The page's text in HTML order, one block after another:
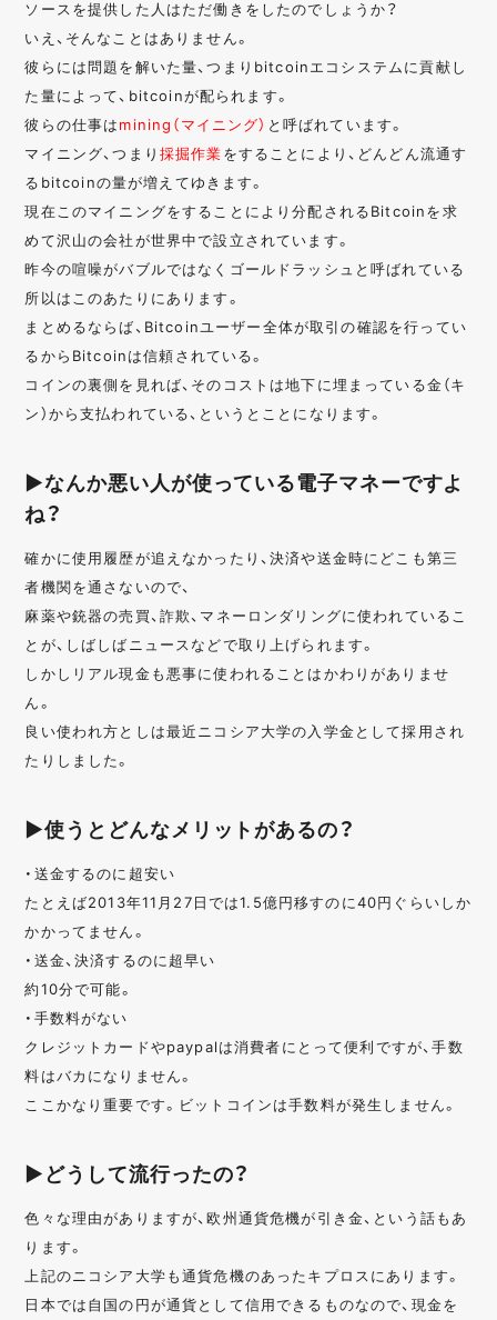
ソースを提供した人はただ働きをしたのでしょうか？
いえ、そんなことはありません。
彼らには問題を解いた量、つまりbitcoinエコシステムに貢献し
た量によって、bitcoinが配られます。
彼らの仕事はmining（マイニング） と呼ばれています。
マイニング、つまり 採掘作業をすることにより、どんどん流通す
るbitcoinの量が増えてゆきます。
現在このマイニングをすることにより分配されるBitcoinを求
めて沢山の会社が世界中で設立されています。
昨今の喧噪がバブルではなくゴールドラッシュと呼ばれている
所以はこのあたりにあります。
まとめるならば、Bitcoinユーザー全体が取引の確認を行ってい
るからBitcoinは信頼されている。
コインの裏側を見れば、そのコストは地下に埋まっている金（キ
ン）から支払われている、というとことになります。
▶なんか悪い人が使っている電子マネーですよ
ね？
確かに使用履歴が追えなかったり、決済や送金時にどこも第三
者機関を通さないので、
麻薬や銃器の売買、詐欺、マネーロンダリングに使われているこ
とが、しばしばニュースなどで取り上げられます。
しかしリアル現金も悪事に使われることはかわりがありませ
ん。
良い使われ方としは最近ニコシア大学の入学金として採用され
たりしました。
▶使うとどんなメリットがあるの？
・送金するのに超安い
たとえば2013年11月27日では1.5億円移すのに40円ぐらいしか
かかってません。
・送金、決済するのに超早い
約10分で可能。
・手数料がない
クレジットカードやpaypalは消費者にとって便利ですが、手数
料はバカになりません。
ここかなり重要です。ビットコインは手数料が発生しません。
▶どうして流行ったの？
色々な理由がありますが、欧州通貨危機が引き金、という話もあ
ります。
上記のニコシア大学も通貨危機のあったキプロスにあります。
日本では自国の円が通貨として信用できるものなので、現金を